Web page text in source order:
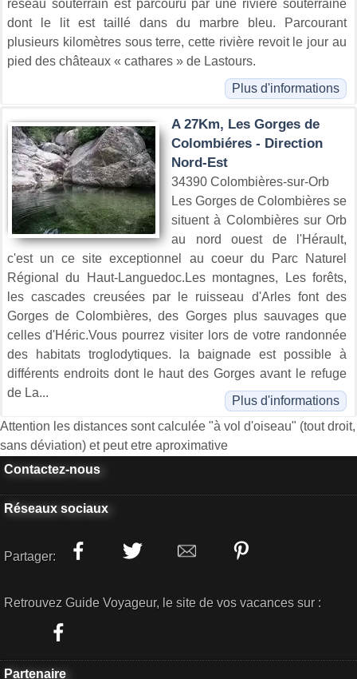
réseau souterrain est parcouru par une rivière souterraine
dont le lit est taillé dans du marbre bleu. Parcourant
plusieurs kilomètres sous terre, cette rivière revoit le jour au
pied des châteaux « cathares » de Lastours.
Plus d'informations
A 27Km, Les Gorges de
Colombiéres - Direction
Nord-Est
34390 Colombières-sur-Orb
Les Gorges de Colombières se
situent à Colombières sur Orb
au nord ouest de l'Hérault,
c'est un ce site exceptionnel au coeur du Parc Naturel
Régional du Haut-Languedoc.Les montagnes, Les forêts,
les cascades creusées par le ruisseau d'Arles font des
Gorges de Colombières, des Gorges plus sauvages que
celles d'Héric.Vous pourrez visiter lors de votre randonnée
des habitats troglodytiques. la baignade est possible à
différents endroits dont le haut des Gorges avant le refuge
de La...
Plus d'informations
Attention les distances sont calculée "à vol d'oiseau" (tout droit,
sans déviation) et peut etre aproximative
Contactez-nous
Réseaux sociaux
Partager:
Retrouvez Guide Voyageur, le site de vos vacances sur :
Partenaire